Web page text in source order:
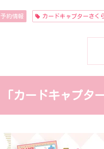
予約情報 カードキャプターさく
「カードキャプタ